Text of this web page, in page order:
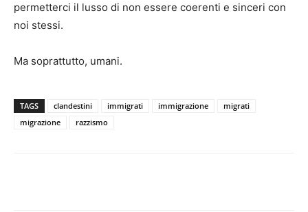
permetterci il lusso di non essere coerenti e sinceri con
noi stessi.
Ma soprattutto, umani.
TAGS clandestini immigrati immigrazione
migrati
migrazione
razzismo